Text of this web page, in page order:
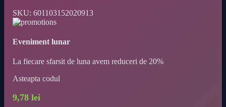
SKU: 601103152020913
Eveniment lunar
La fiecare sfarsit de luna avem reduceri de 20%
Asteapta codul
9,78 lei